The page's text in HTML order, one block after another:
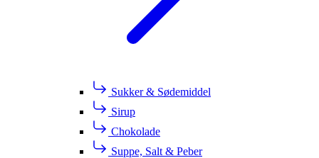
Sukker & Sødemiddel
Sirup
Chokolade
Suppe, Salt & Peber